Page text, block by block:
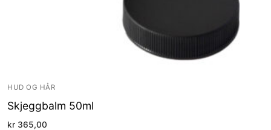
HUD OG HÅR
Skjeggbalm 50ml
kr 365,00